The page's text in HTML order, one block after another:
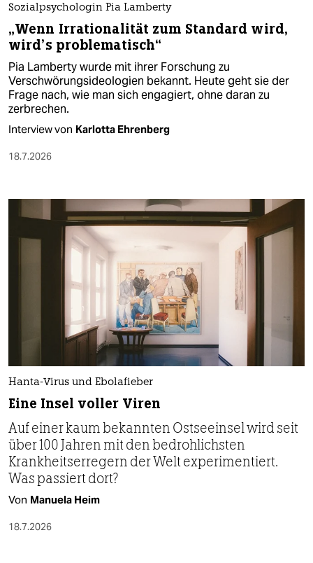
Sozialpsychologin Pia Lamberty
„Wenn Irrationalität zum Standard wird,
wird’s problematisch“
Pia Lamberty wurde mit ihrer Forschung zu
Verschwörungsideologien bekannt. Heute geht sie der
Frage nach, wie man sich engagiert, ohne daran zu
zerbrechen.
Interview von Karlotta Ehrenberg
18.7.2026
Hanta-Virus und Ebolafieber
Eine Insel voller Viren
Auf einer kaum bekannten Ostseeinsel wird seit
über 100 Jahren mit den bedrohlichsten
Krankheitserregern der Welt experimentiert.
Was passiert dort?
Von Manuela Heim
18.7.2026